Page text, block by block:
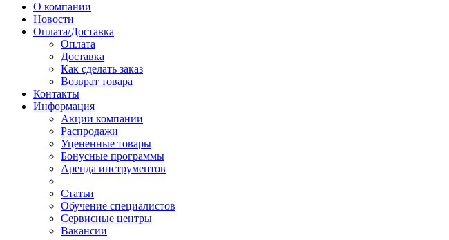
О компании
Новости
Оплата/Доставка
Оплата
Доставка
Как сделать заказ
Возврат товара
Контакты
Информация
Акции компании
Распродажи
Уцененные товары
Бонусные программы
Аренда инструментов
Статьи
Обучение специалистов
Сервисные центры
Вакансии